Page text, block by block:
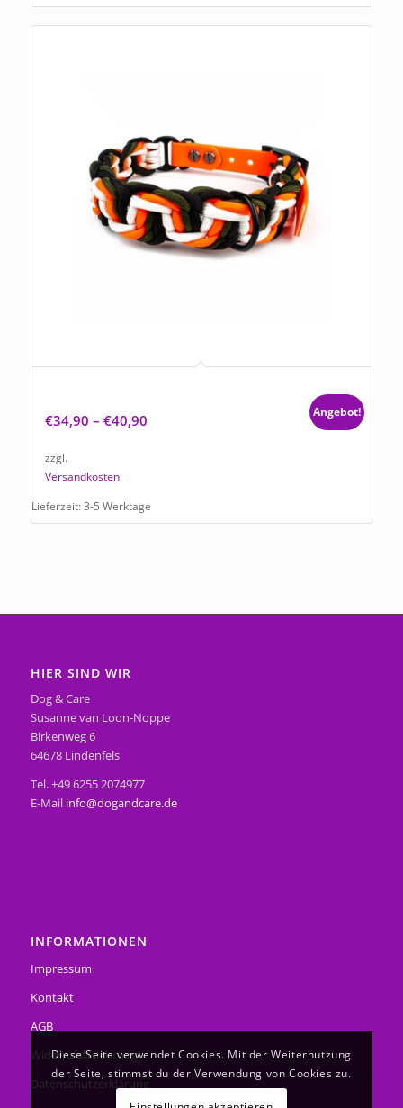
€34,90 – €40,90 Angebot!
zzgl.
Versandkosten
Lieferzeit: 3-5 Werktage
HIER SIND WIR
Dog & Care
Susanne van Loon-Noppe
Birkenweg 6
64678 Lindenfels
Tel. +49 6255 2074977
E-Mail info@dogandcare.de
INFORMATIONEN
Impressum
Kontakt
AGB
Widerrufsbelehrung
Datenschutzerklärung
Diese Seite verwendet Cookies. Mit der Weiternutzung
der Seite, stimmst du der Verwendung von Cookies zu.